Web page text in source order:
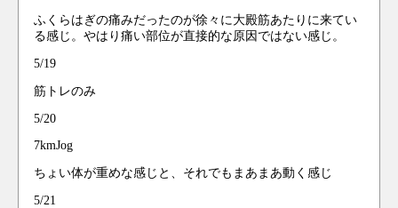
ふくらはぎの痛みだったのが徐々に大殿筋あたりに来てい
る感じ。やはり痛い部位が直接的な原因ではない感じ。
5/19
筋トレのみ
5/20
7kmJog
ちょい体が重めな感じと、それでもまあまあ動く感じ
5/21